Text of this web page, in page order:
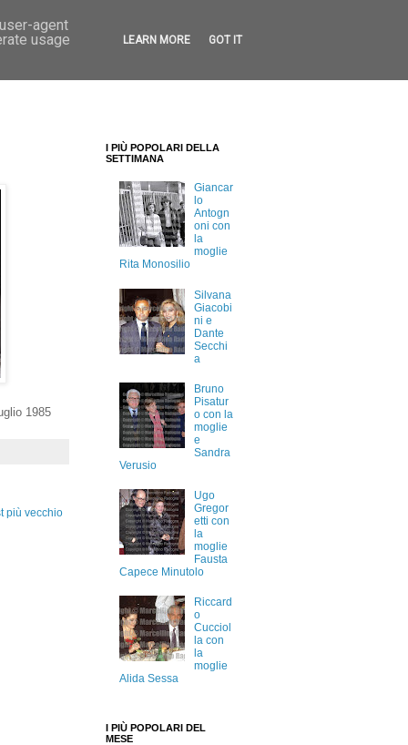
1985
più vecchio
I PIÙ POPOLARI DELLA
SETTIMANA
Giancar
lo
Antogn
oni con
la
moglie
Rita Monosilio
Silvana
Giacobi
ni e
Dante
Secchi
a
Bruno
Pisatur
o con la
moglie
e
Sandra
Verusio
Ugo
Gregor
etti con
la
moglie
Fausta
Capece Minutolo
Riccard
o
Cucciol
la con
la
moglie
Alida Sessa
I PIÙ POPOLARI DEL
MESE
agent
usage
LEARN MORE GOT IT